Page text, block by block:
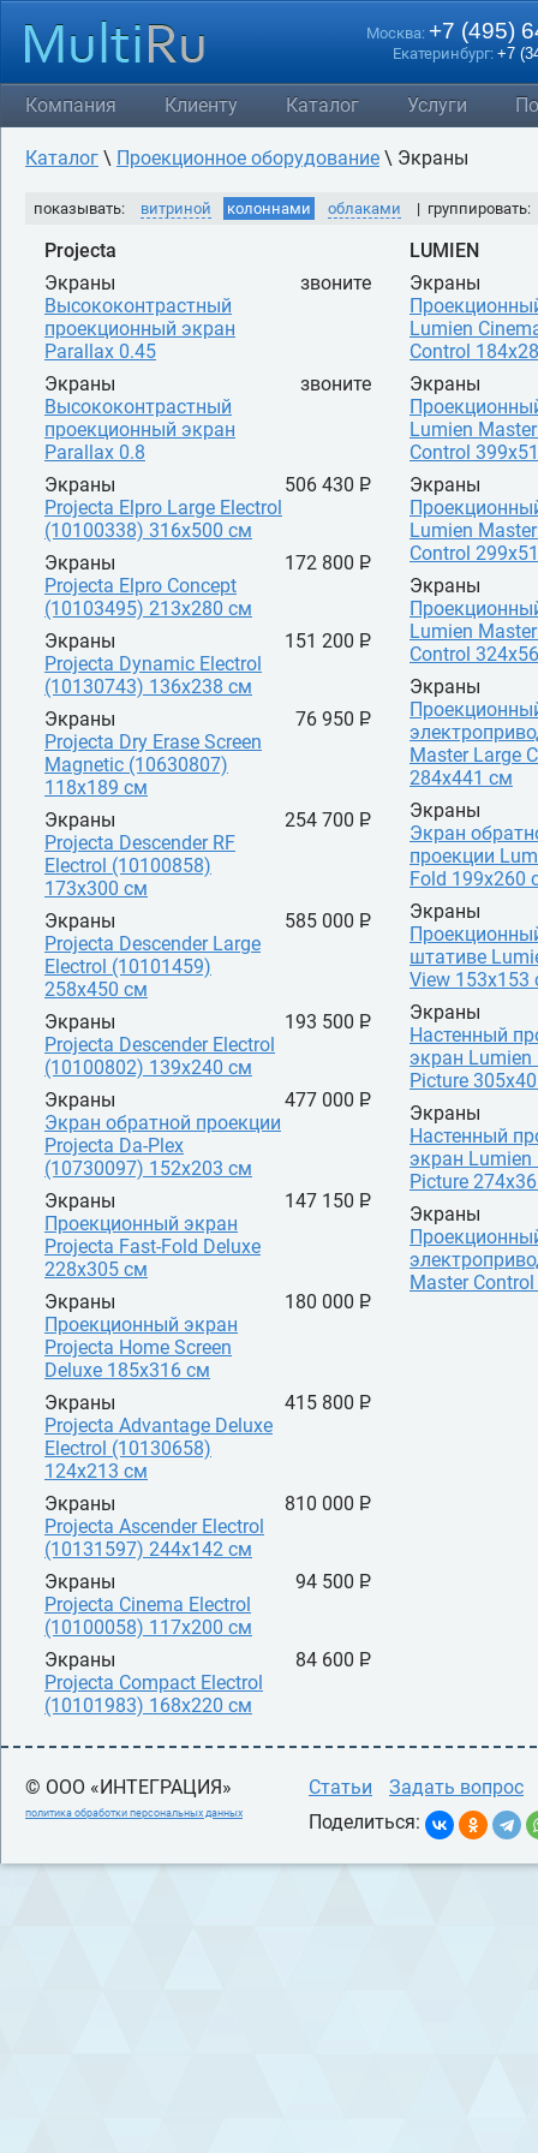
Москва: +7 (495)
Екатеринбург: +7
Компания Клиенту Каталог Услуги
Каталог \ Проекционное оборудование \ Экраны
показывать: витриной колоннами облаками | группировать:
Projecta
Экраны
Высококонтрастный
проекционный экран
Parallax 0.45
звоните
Экраны
Высококонтрастный
проекционный экран
Parallax 0.8
звоните
Экраны
Projecta Elpro Large Electrol
(10100338) 316x500 см
506 430 P
Экраны
Projecta Elpro Concept
(10103495) 213x280 см
172 800 P
Экраны
Projecta Dynamic Electrol
(10130743) 136х238 см
151 200 P
Экраны
Projecta Dry Erase Screen
Magnetic (10630807)
118x189 см
76 950 P
Экраны
Projecta Descender RF
Electrol (10100858)
173x300 см
254 700 P
Экраны
Projecta Descender Large
Electrol (10101459)
258х450 см
585 000 P
Экраны
Projecta Descender Electrol
(10100802) 139х240 см
193 500 P
Экраны
Экран обратной проекции
Projecta Da-Plex
(10730097) 152x203 см
477 000 P
Экраны
Проекционный экран
Projecta Fast-Fold Deluxe
228x305 см
147 150 P
Экраны
Проекционный экран
Projecta Home Screen
Deluxe 185x316 см
180 000 P
Экраны
Projecta Advantage Deluxe
Electrol (10130658)
124х213 см
415 800 P
Экраны
Projecta Ascender Electrol
(10131597) 244х142 см
810 000 P
Экраны
Projecta Cinema Electrol
(10100058) 117x200 см
94 500 P
Экраны
Рrojecta Compact Electrol
(10101983) 168x220 см
84 600 P
LUMIEN
Экраны
Lumien
Control
Экраны
Lumien
Control
Экраны
Lumien
Control
Экраны
Lumien
Control
Экраны
Master Large
284x441 см
Экраны
Экран
проекции
Fold 199x260
Экраны
штативе
View 153x153
Экраны
Настенный
экран Lumien
Picture
Экраны
Настенный
экран Lumien
Picture
Экраны
Master
© ООО «ИНТЕГРАЦИЯ»
политика обработки персональных данных
Статьи
Задать вопрос
Поделиться: